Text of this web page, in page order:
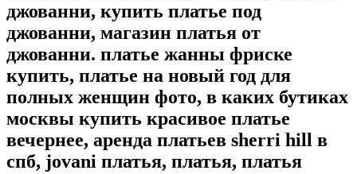
джованни, купить платье под
джованни, магазин платья от
джованни. платье жанны фриске
купить, платье на новый год для
полных женщин фото, в каких бутиках
москвы купить красивое платье
вечернее, аренда платьев sherri hill в
спб, jovani платья, платья, платья